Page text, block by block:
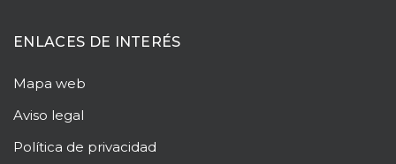
ENLACES DE INTERÉS
Mapa web
Aviso legal
Política de privacidad